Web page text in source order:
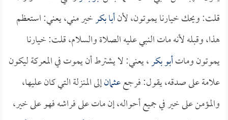
قلت: ويحك خيارنا يموتون، لأنأبا بكرخير مني، يعني: استعظم
هذا، وقبله لأنه مات النبي عليه الصلاة والسلام، قلت: خيارنا
يموتون وماتأبو بكر، يعني: لا يشترط أن يموت في المعركة ليكون
علامة على صدقه، يقول: فرجععثمانإلى المنزلة التي كان عليها،
والمؤمن على خير في جميع أحواله، إن مات على فراشه فهو على خير،